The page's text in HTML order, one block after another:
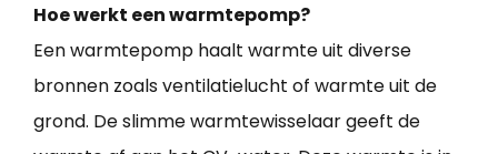
Hoe werkt een warmtepomp?
Een warmtepomp haalt warmte uit diverse
bronnen zoals ventilatielucht of warmte uit de
grond. De slimme warmtewisselaar geeft de